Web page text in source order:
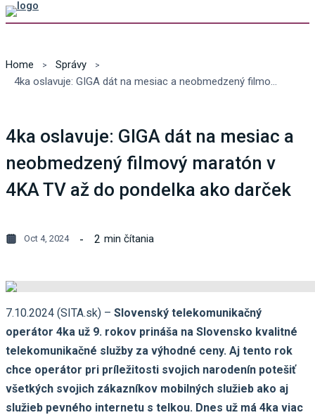
Home
Správy
4ka oslavuje: GIGA dát na mesiac a neobmedzený filmový maratón v 4KA TV až do pondelka ako darček
4ka oslavuje: GIGA dát na mesiac a
neobmedzený filmový maratón v
4KA TV až do pondelka ako darček
Oct 4, 2024 2 min čítania
7.10.2024 (SITA.sk) – Slovenský telekomunikačný
operátor 4ka už 9. rokov prináša na Slovensko kvalitné
telekomunikačné služby za výhodné ceny. Aj tento rok
chce operátor pri príležitosti svojich narodenín potešiť
všetkých svojich zákazníkov mobilných služieb ako aj
služieb pevného internetu s telkou. Dnes už má 4ka viac